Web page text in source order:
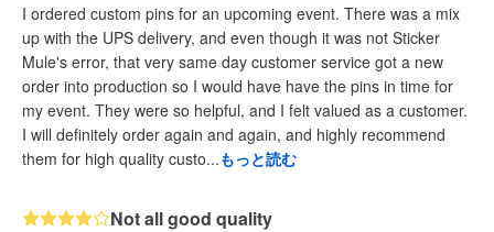
I ordered custom pins for an upcoming event. There was a mix
up with the UPS delivery, and even though it was not Sticker
Mule's error, that very same day customer service got a new
order into production so I would have have the pins in time for
my event. They were so helpful, and I felt valued as a customer.
I will definitely order again and again, and highly recommend
them for high quality custo...もっと読む
Not all good quality